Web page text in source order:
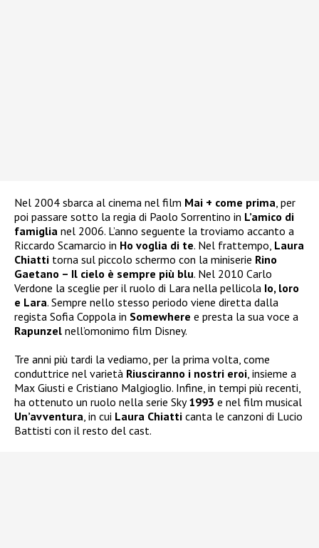
Nel 2004 sbarca al cinema nel film Mai + come prima, per
poi passare sotto la regia di Paolo Sorrentino in L’amico di
famiglia nel 2006. L’anno seguente la troviamo accanto a
Riccardo Scamarcio in Ho voglia di te. Nel frattempo, Laura
Chiatti torna sul piccolo schermo con la miniserie Rino
Gaetano – Il cielo è sempre più blu. Nel 2010 Carlo
Verdone la sceglie per il ruolo di Lara nella pellicola Io, loro
e Lara. Sempre nello stesso periodo viene diretta dalla
regista Sofia Coppola in Somewhere e presta la sua voce a
Rapunzel nell’omonimo film Disney.
Tre anni più tardi la vediamo, per la prima volta, come
conduttrice nel varietà Riusciranno i nostri eroi, insieme a
Max Giusti e Cristiano Malgioglio. Infine, in tempi più recenti,
ha ottenuto un ruolo nella serie Sky1993 e nel film musical
Un’avventura, in cui Laura Chiatti canta le canzoni di Lucio
Battisti con il resto del cast.